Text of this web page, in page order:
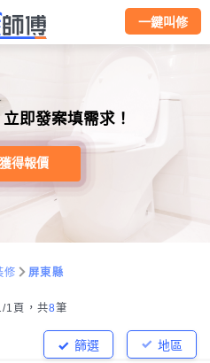
一鍵叫修
即發案填需求！
得報價
修 屏東縣
1頁， 共8筆
地區
篩選